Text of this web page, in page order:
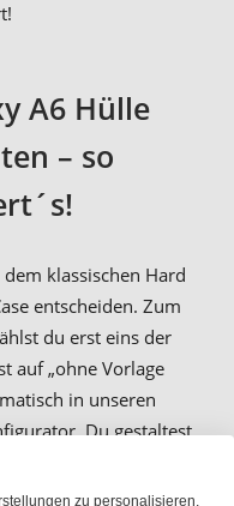
A6 Hülle
– so
klassischen Hard
entscheiden. Zum
du erst eins der
auf „ohne Vorlage
in unseren
Du gestaltest
Schutzhülle
Softwarezu personalisieren,